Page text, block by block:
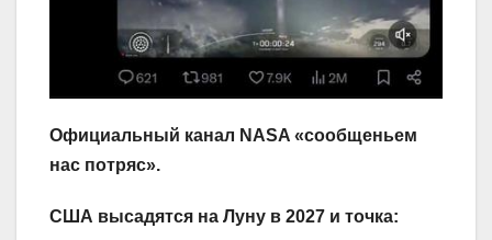
Официальный канал NASA «сообщеньем
нас потряс».
США высадятся на Луну в 2027 и точка: